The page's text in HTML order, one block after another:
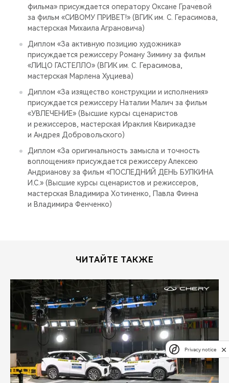
фильма» присуждается оператору Оксане Грачевой
за фильм «СИВОМУ ПРИВЕТ!» (ВГИК им. С. Герасимова,
мастерская Михаила Аграновича)
Диплом «За активную позицию художника»
присуждается режиссеру Роману Зимину за фильм
«ЛИЦО ГАСТЕЛЛО» (ВГИК им. С. Герасимова,
мастерская Марлена Хуциева)
Диплом «За изящество конструкции и исполнения»
присуждается режиссеру Наталии Малич за фильм
«УВЛЕЧЕНИЕ» (Высшие курсы сценаристов
и режиссеров, мастерская Ираклия Квирикадзе
и Андрея Добровольского)
Диплом «За оригинальность замысла и точность
воплощения» присуждается режиссеру Алексею
Андрианову за фильм «ПОСЛЕДНИЙ ДЕНЬ БУЛКИНА
И.С.» (Высшие курсы сценаристов и режиссеров,
мастерская Владимира Хотиненко, Павла Финна
и Владимира Фенченко)
ЧИТАЙТЕ ТАКЖЕ
Privacy notice